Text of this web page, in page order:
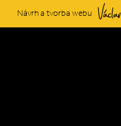
Návrh a tvorba webu